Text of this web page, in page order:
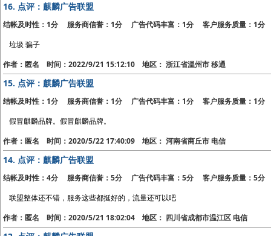
16. 点评：麒麟广告联盟
结帐及时性：1分 服务商信誉：1分 广告代码丰富：1分 客户服务质量：1分
垃圾 骗子
作者：匿名 时间：2022/9/21 15:12:10 地区： 浙江省温州市 移通
15. 点评：麒麟广告联盟
结帐及时性：1分 服务商信誉：1分 广告代码丰富：1分 客户服务质量：1分
假冒麒麟品牌。假冒麒麟品牌。
作者：匿名 时间：2020/5/22 17:40:09 地区： 河南省商丘市 电信
14. 点评：麒麟广告联盟
结帐及时性：4分 服务商信誉：5分 广告代码丰富：5分 客户服务质量：5分
联盟整体还不错，服务这些都挺好的，流量还可以吧
作者：匿名 时间：2020/5/21 18:02:04 地区： 四川省成都市温江区 电信